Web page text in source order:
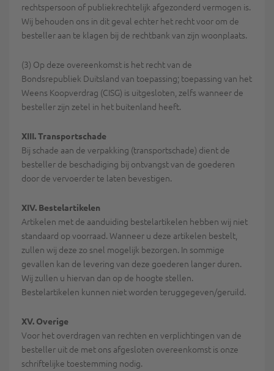
rechtspersoon of publiekrechtelijk afgezonderd vermogen is.
Wij behouden ons in dit geval echter het recht voor om de
besteller aan te klagen bij de rechtbank van zijn woonplaats.
(3) Op deze overeenkomst is het recht van de
Bondsrepubliek Duitsland van toepassing; toepassing van het
Weens Koopverdrag (CISG) is uitgesloten, zelfs wanneer de
besteller zijn zetel in het buitenland heeft.
XIII. Transportschade
Bij schade aan de verpakking (transportschade) dient de
besteller de beschadiging bij ontvangst van de goederen
door de vervoerder te laten bevestigen.
XIV. Bestelartikelen
Artikelen met de aanduiding bestelartikelen hebben wij niet
standaard op voorraad. Wanneer u deze artikelen bestelt,
zullen wij deze zo snel mogelijk bezorgen. In sommige
gevallen kan de levering van deze goederen langer duren.
Wij zullen u hiervan dan op de hoogte stellen.
Bestelartikelen kunnen niet worden teruggegeven/geruild.
XV. Overige
Voor het overdragen van rechten en verplichtingen van de
besteller uit de met ons afgesloten overeenkomst is onze
schriftelijke toestemming nodig.